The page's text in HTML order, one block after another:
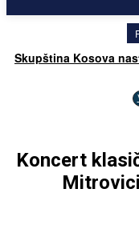
Skupština Kosova
Koncert